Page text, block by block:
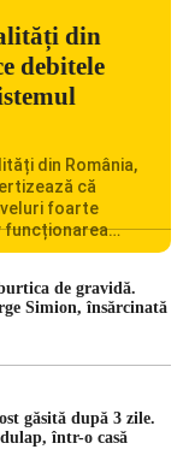
din
debitele
din România,
că
foarte
funcționarea
se confruntă
punct de vedere
de gravidă.
Simion, însărcinată
găsită după 3 zile.
într-o casă